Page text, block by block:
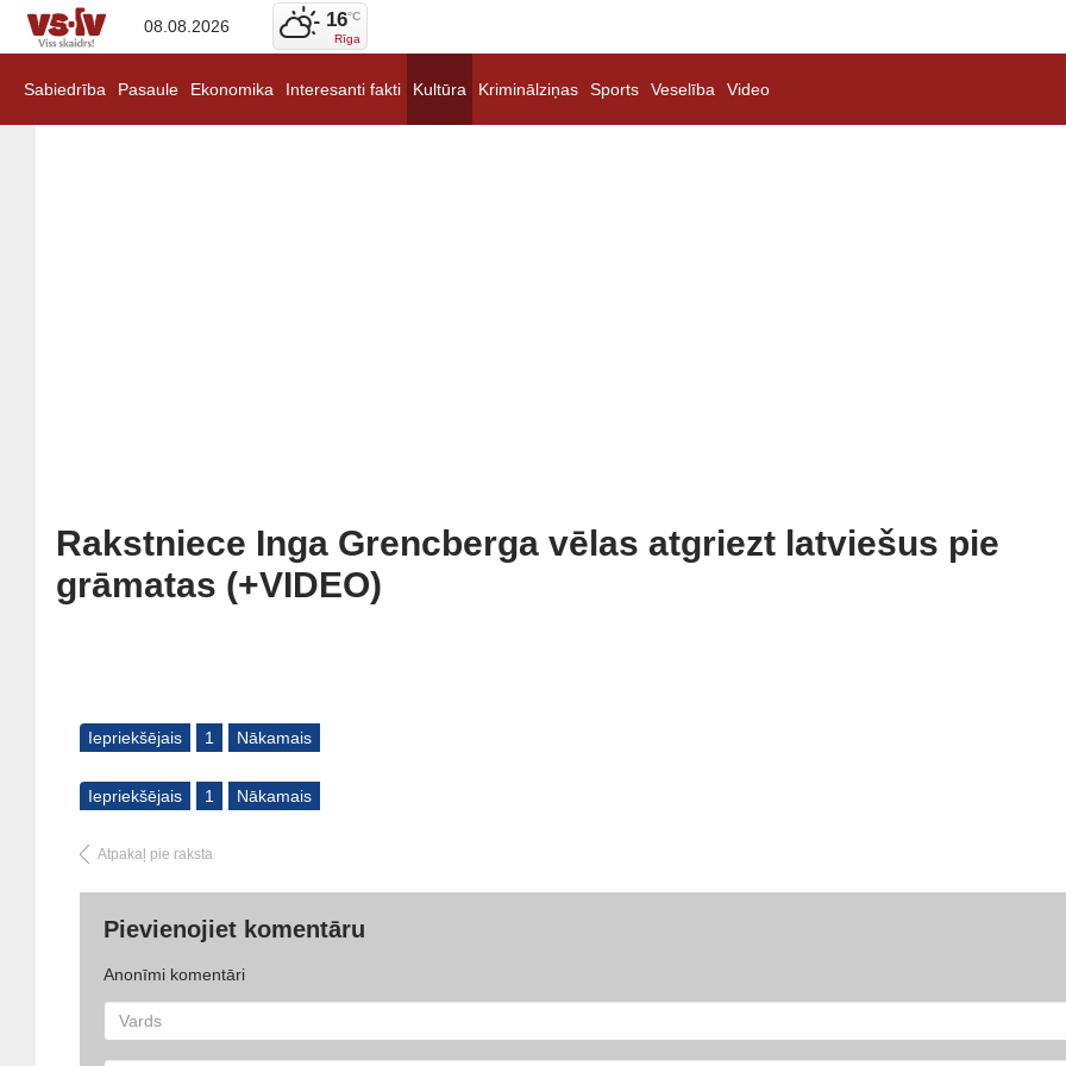
08.08.2026 16°C
Rīga
Sabiedrība Pasaule Ekonomika Interesanti fakti Kultūra Kriminālziņas Sports Veselība Video
Rakstniece Inga Grencberga vēlas atgriezt latviešus pie
grāmatas (+VIDEO)
Iepriekšējais 1 Nākamais
Iepriekšējais 1 Nākamais
Atpakaļ pie raksta
Pievienojiet komentāru
Anonīmi komentāri